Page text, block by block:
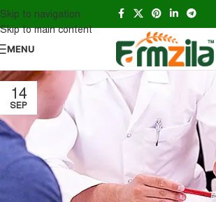
Skip to navigation
Skip to main content
MENU
14
SEP